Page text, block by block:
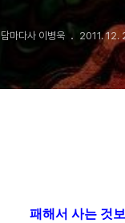
Sn3.2)
담마다사 이병욱 2011. 12.
패해서 사는 것